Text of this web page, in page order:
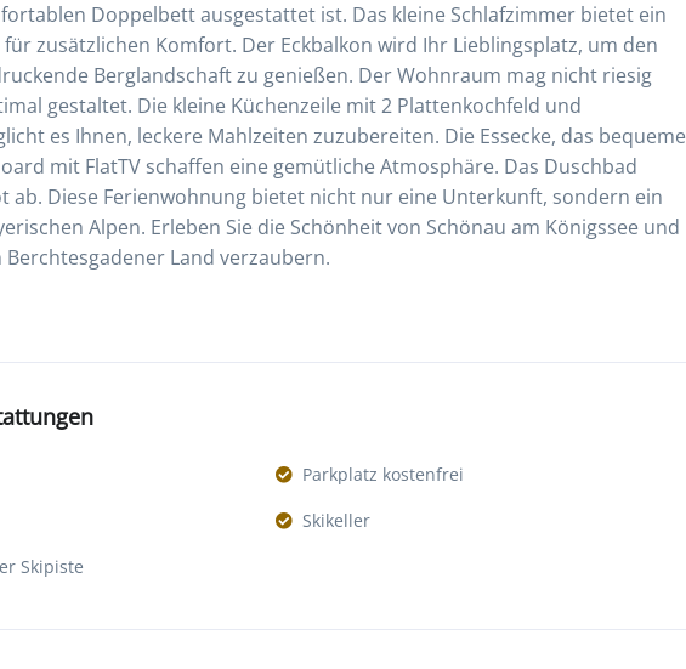
Doppelbett ausgestattet ist. Das kleine Schlafzimmer bietet ein
zusätzlichen Komfort. Der Eckbalkon wird Ihr Lieblingsplatz, um den
Berglandschaft zu genießen. Der Wohnraum mag nicht riesig
gestaltet. Die kleine Küchenzeile mit 2 Plattenkochfeld und
es Ihnen, leckere Mahlzeiten zuzubereiten. Die Essecke, das bequeme
mit FlatTV schaffen eine gemütliche Atmosphäre. Das Duschbad
ab. Diese Ferienwohnung bietet nicht nur eine Unterkunft, sondern ein
Alpen. Erleben Sie die Schönheit von Schönau am Königssee und
Berchtesgadener Land verzaubern.
Parkplatz kostenfrei
Skikeller
Skipiste